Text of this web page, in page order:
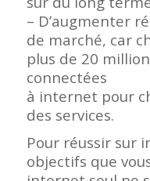
– D’augmenter
de marché, car
plus de 20
connectées
à internet pour
des services.
Pour réussir sur
objectifs que